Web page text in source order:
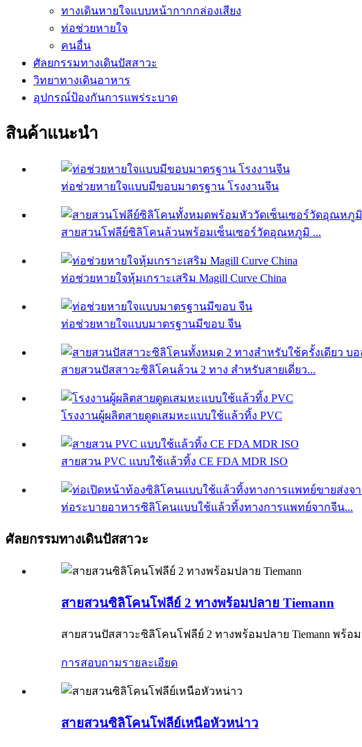
ทางเดินหายใจแบบหน้ากากกล่องเสียง
ท่อช่วยหายใจ
คนอื่น
ศัลยกรรมทางเดินปัสสาวะ
วิทยาทางเดินอาหาร
อุปกรณ์ป้องกันการแพร่ระบาด
สินค้าแนะนำ
ท่อช่วยหายใจแบบมีขอบมาตรฐาน โรงงานจีน
สายสวนโฟลีย์ซิลิโคนล้วนพร้อมเซ็นเซอร์วัดอุณหภูมิ ...
ท่อช่วยหายใจหุ้มเกราะเสริม Magill Curve China
ท่อช่วยหายใจแบบมาตรฐานมีขอบ จีน
สายสวนปัสสาวะซิลิโคนล้วน 2 ทาง สำหรับสายเดี่ยว...
โรงงานผู้ผลิตสายดูดเสมหะแบบใช้แล้วทิ้ง PVC
สายสวน PVC แบบใช้แล้วทิ้ง CE FDA MDR ISO
ท่อระบายอาหารซิลิโคนแบบใช้แล้วทิ้งทางการแพทย์จากจีน...
ศัลยกรรมทางเดินปัสสาวะ
สายสวนซิลิโคนโฟลีย์ 2 ทางพร้อมปลาย Tiemann
สายสวนปัสสาวะซิลิโคนโฟลีย์ 2 ทางพร้อมปลาย Tiemann พ
การสอบถามรายละเอียด
สายสวนซิลิโคนโฟลีย์เหนือหัวหน่าว